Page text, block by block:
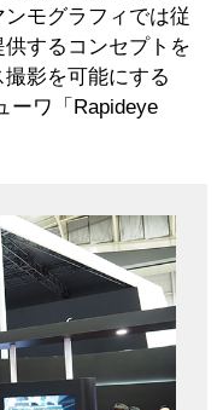
モグラフィでは従
するコンセプトを
影を可能にする
ーワ「Rapideye